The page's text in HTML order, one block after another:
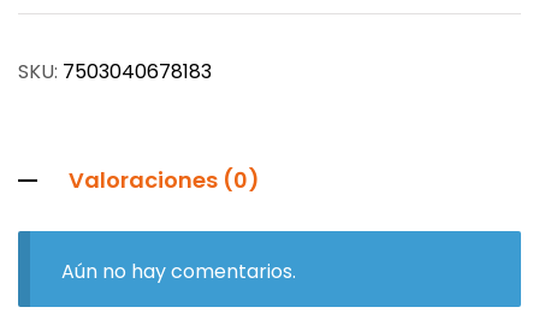
SKU: 7503040678183
Valoraciones (0)
Aún no hay comentarios.